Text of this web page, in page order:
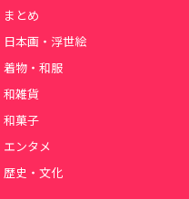
まとめ
日本画・浮世絵
着物・和服
和雑貨
和菓子
エンタメ
歴史・文化